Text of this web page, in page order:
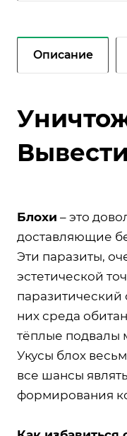
Описание
Блохи – это
доставляющие
Эти паразиты,
эстетической
них среда
тёплые подвалы
Укусы блох
все шансы
формирования